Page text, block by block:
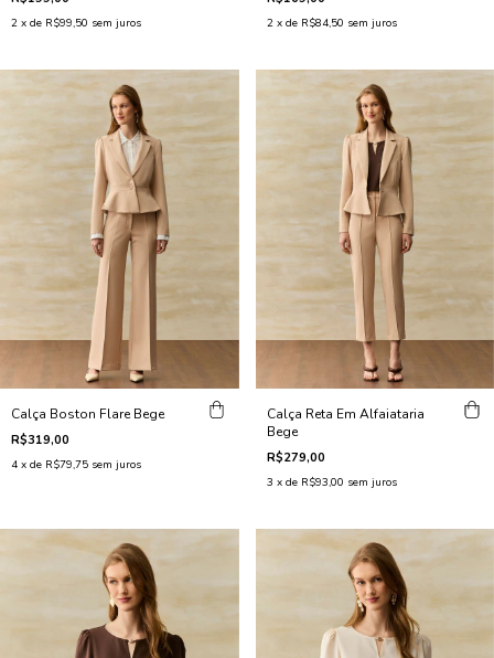
2 x de R$99,50 sem juros 2 x de R$84,50 sem juros
Calça Boston Flare Bege
R$319,00
4 x de R$79,75 sem juros
Calça Reta Em Alfaiataria
Bege
R$279,00
3 x de R$93,00 sem juros